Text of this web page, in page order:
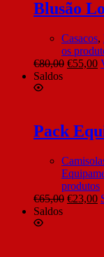
Blusão
Casacos,
os
€80,00 €55,00
Saldos
Pack
produtos
€65,00 €23,00
Saldos